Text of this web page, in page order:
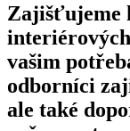
Zajišťujeme
vašim
odborníci
ale také